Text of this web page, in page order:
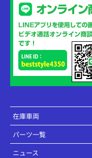
在庫車両
パーツ一覧
ニュース